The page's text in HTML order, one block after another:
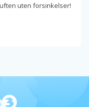
uten forsinkelser!